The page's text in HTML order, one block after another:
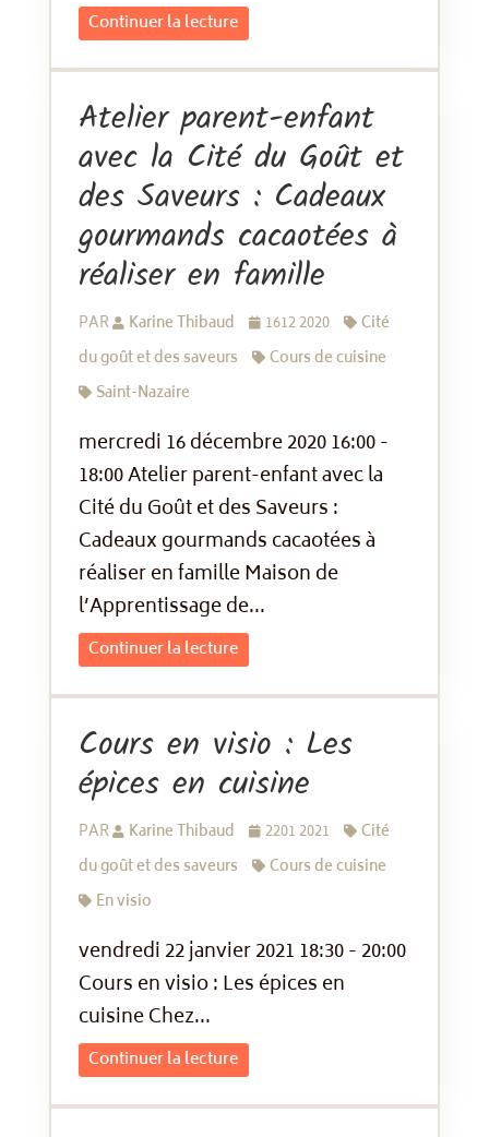
Continuer la lecture
Atelier parent-enfant
avec la Cité du Goût et
des Saveurs : Cadeaux
gourmands cacaotées à
réaliser en famille
PAR Karine Thibaud 1612 2020
Cité
du goût et des saveurs
Cours de cuisine
Saint-Nazaire
mercredi 16 décembre 2020 16:00 -
18:00 Atelier parent-enfant avec la
Cité du Goût et des Saveurs :
Cadeaux gourmands cacaotées à
réaliser en famille Maison de
l’Apprentissage de...
Continuer la lecture
Cours en visio : Les
épices en cuisine
PAR Karine Thibaud 2201 2021
Cité
du goût et des saveurs
Cours de cuisine
En visio
vendredi 22 janvier 2021 18:30 - 20:00
Cours en visio : Les épices en
cuisine Chez...
Continuer la lecture